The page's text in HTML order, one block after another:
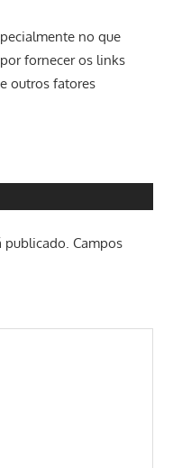
no que
fornecer os links
outros fatores
publicado. Campos